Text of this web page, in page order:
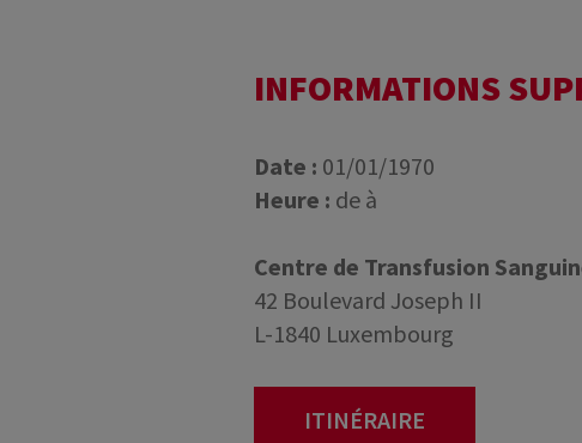
INFORMATIONS
Date : 01/01/1970
Heure : de à
Centre de Transfusion
42 Boulevard Joseph II
L-1840 Luxembourg
ITINÉRAIRE